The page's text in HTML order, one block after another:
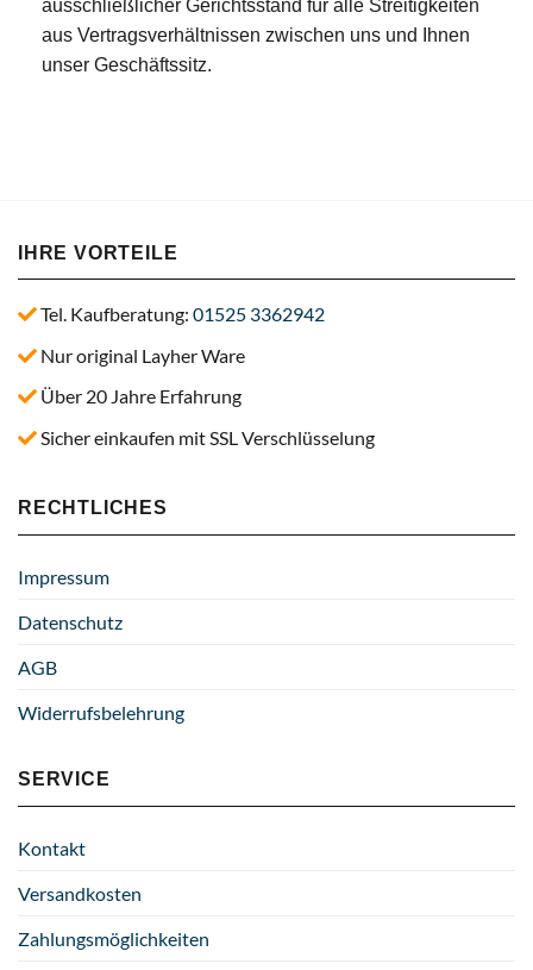
ausschließlicher Gerichtsstand für alle Streitigkeiten
aus Vertragsverhältnissen zwischen uns und Ihnen
unser Geschäftssitz.
IHRE VORTEILE
Tel. Kaufberatung: 01525 3362942
Nur original Layher Ware
Über 20 Jahre Erfahrung
Sicher einkaufen mit SSL Verschlüsselung
RECHTLICHES
Impressum
Datenschutz
AGB
Widerrufsbelehrung
SERVICE
Kontakt
Versandkosten
Zahlungsmöglichkeiten